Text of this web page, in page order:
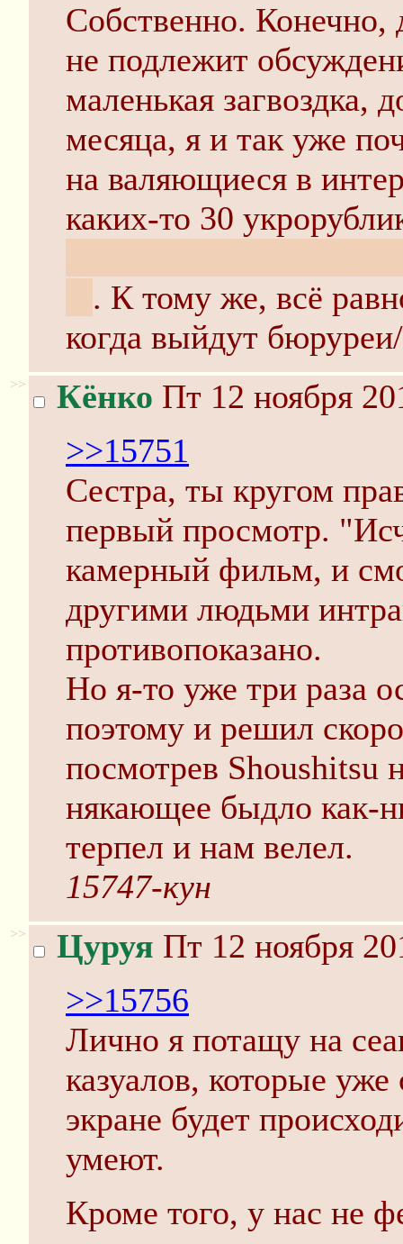
Собственно.
не подлежит
маленькая загвоздка,
месяца, я и так уже
на валяющиеся в
каких-то 30
. К тому же, всё
когда выйдут
>> Кёнко Пт 12 ноября
>>15751
Сестра, ты кругом
первый просмотр.
камерный фильм, и
другими людьми
противопоказано.
Но я-то уже три раза
поэтому и решил
посмотрев Shoushitsu
някающее быдло как-
терпел и нам велел.
15747-кун
>> Цуруя Пт 12 ноября
>>15756
Лично я потащу на
казуалов, которые
экране будет
умеют.
Кроме того, у нас не